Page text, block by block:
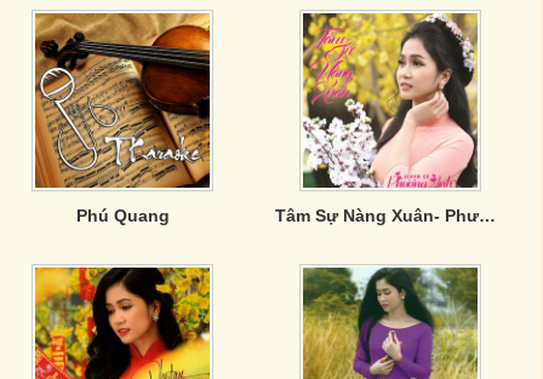
Phú Quang Tâm Sự Nàng Xuân- Phương Anh